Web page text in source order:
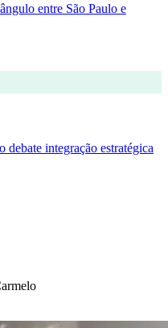
entre São Paulo e
integração estratégica